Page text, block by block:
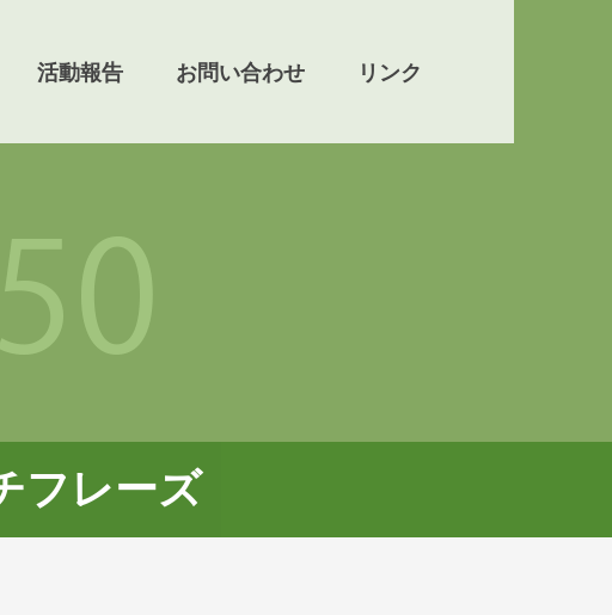
活動報告 お問い合わせ リンク
フレーズ